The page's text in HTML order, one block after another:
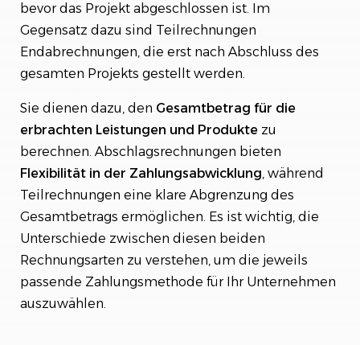
bevor das Projekt abgeschlossen ist. Im
Gegensatz dazu sind Teilrechnungen
Endabrechnungen, die erst nach Abschluss des
gesamten Projekts gestellt werden.
Sie dienen dazu, den Gesamtbetrag für die
erbrachten Leistungen und Produkte zu
berechnen. Abschlagsrechnungen bieten
Flexibilität in der Zahlungsabwicklung, während
Teilrechnungen eine klare Abgrenzung des
Gesamtbetrags ermöglichen. Es ist wichtig, die
Unterschiede zwischen diesen beiden
Rechnungsarten zu verstehen, um die jeweils
passende Zahlungsmethode für Ihr Unternehmen
auszuwählen.